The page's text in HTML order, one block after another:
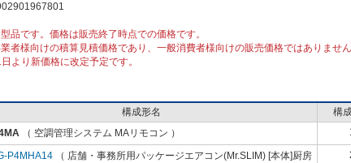
品です。価格は販売終了時点での価格です。
者様向けの積算見積価格であり、一般消費者様向けの販売価格ではありませ
より新価格に改定予定です。
構成形名
構
（ 空調管理システム MAリモコン ）
P4MHA14 （ 店舗・事務所用パッケージエアコン(Mr.SLIM) [本体]厨房